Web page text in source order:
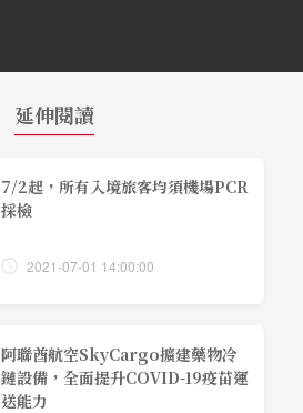
延伸閱讀
7/2起，所有入境旅客均須機場PCR
採檢
2021-07-01 14:00:00
阿聯酋航空SkyCargo擴建藥物冷
鏈設備，全面提升COVID-19疫苗運
送能力